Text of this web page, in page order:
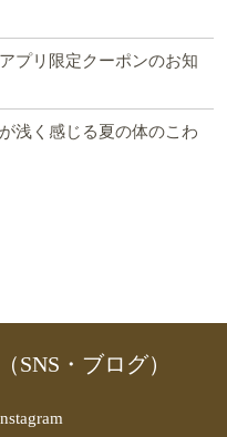
プリ限定クーポンのお知
浅く感じる夏の体のこわ
SNS・ブログ）